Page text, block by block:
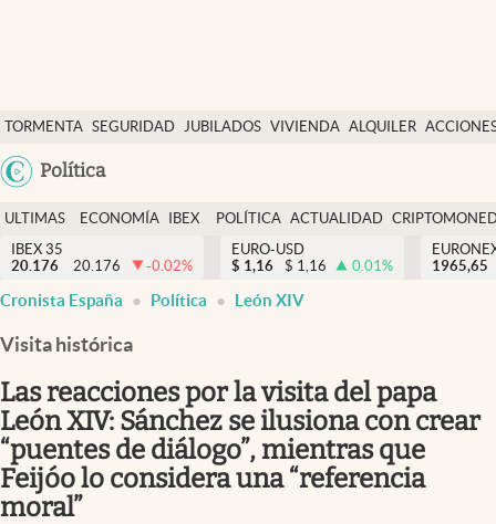
TORMENTA SEGURIDAD JUBILADOS VIVIENDA ALQUILER
USA
Política
Economía y finanzas
Política
Actualidad
Criptomonedas
España
ULTIMAS
NOTICIAS
ECONOMÍA
FINANZAS
IBEX
EURO
POLÍTICA ACTUALIDAD
IBEX 35
20.176
20.176 -0.02%
EURO-USD
$ 1,16 $ 1,16 0.01%
1965,65
Cronista España Política León XIV
Visita histórica
Las reacciones por la visita del papa
León XIV: Sánchez se ilusiona con crear
“puentes de diálogo”, mientras que
Feijóo lo considera una “referencia
moral”